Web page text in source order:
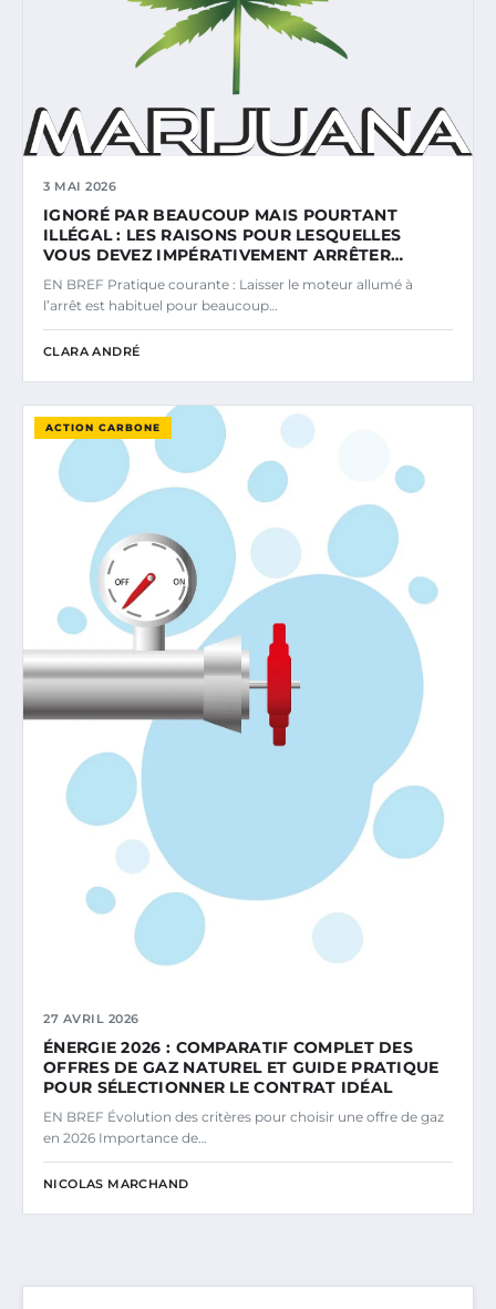
3 MAI 2026
IGNORÉ PAR BEAUCOUP MAIS POURTANT
ILLÉGAL : LES RAISONS POUR LESQUELLES
VOUS DEVEZ IMPÉRATIVEMENT ARRÊTER…
EN BREF Pratique courante : Laisser le moteur allumé à
l’arrêt est habituel pour beaucoup…
CLARA ANDRÉ
ACTION CARBONE
27 AVRIL 2026
ÉNERGIE 2026 : COMPARATIF COMPLET DES
OFFRES DE GAZ NATUREL ET GUIDE PRATIQUE
POUR SÉLECTIONNER LE CONTRAT IDÉAL
EN BREF Évolution des critères pour choisir une offre de gaz
en 2026 Importance de…
NICOLAS MARCHAND